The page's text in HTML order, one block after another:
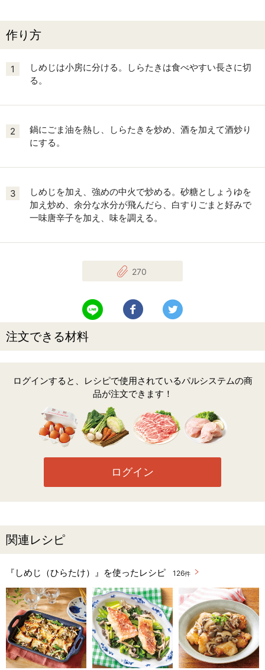
作り方
1
しめじは小房に分ける。しらたきは食べやすい長さに切
る。
2
鍋にごま油を熱し、しらたきを炒め、酒を加えて酒炒り
にする。
3
しめじを加え、強めの中火で炒める。砂糖としょうゆを
加え炒め、余分な水分が飛んだら、白すりごまと好みで
一味唐辛子を加え、味を調える。
270
LINEで送る Facebookでシェアする
注文できる材料
ログインすると、レシピで使用されているパルシステムの商
品が注文できます！
ログイン
関連レシピ
『しめじ（ひらたけ）』を使ったレシピ 126件